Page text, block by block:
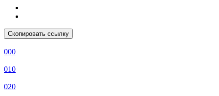
Скопировать ссылку
000
010
020